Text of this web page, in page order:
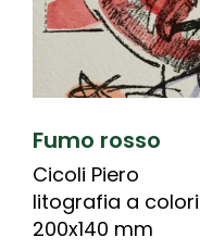
Fumo rosso
Cicoli Piero
litografia a colori
200x140 mm